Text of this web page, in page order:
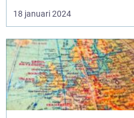
18 januari 2024